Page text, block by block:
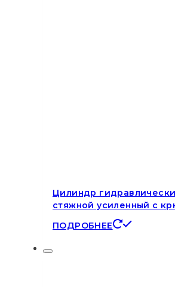
Цилиндр
стяжной усиленный с
ПОДРОБНЕЕ